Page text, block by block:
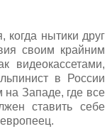
когда нытики друг
своим крайним
видеокассетами,
в России
на Западе, где все
ставить себе